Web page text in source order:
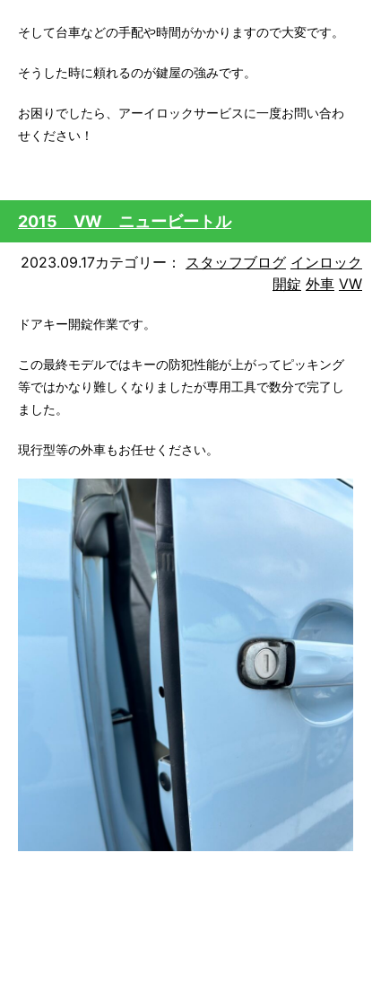
そして台車などの手配や時間がかかりますので大変です。
そうした時に頼れるのが鍵屋の強みです。
お困りでしたら、アーイロックサービスに一度お問い合わ
せください！
2015 VW ニュービートル
2023.09.17カテゴリー： スタッフブログ インロック
開錠 外車 VW
ドアキー開錠作業です。
この最終モデルではキーの防犯性能が上がってピッキング
等ではかなり難しくなりましたが専用工具で数分で完了し
ました。
現行型等の外車もお任せください。